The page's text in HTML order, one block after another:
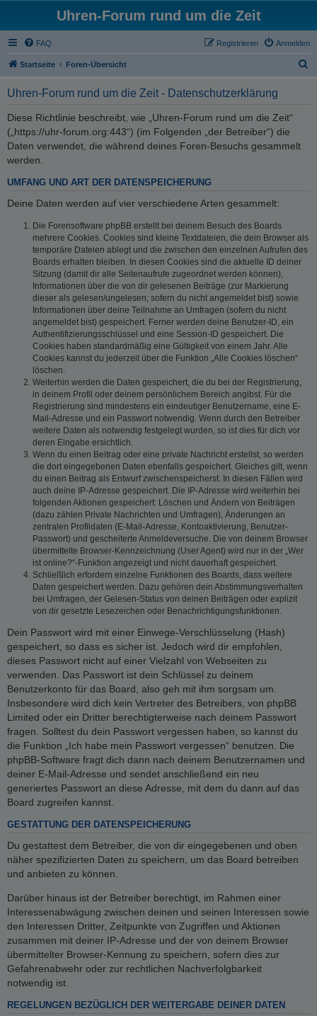
Uhren-Forum rund um die Zeit
FAQ Anmelden
Registrieren
Startseite Foren-Übersicht
Uhren-Forum rund um die Zeit - Datenschutzerklärung
Diese Richtlinie beschreibt, wie „Uhren-Forum rund um die Zeit“
(„https://uhr-forum.org:443“) (im Folgenden „der Betreiber“) die
Daten verwendet, die während deines Foren-Besuchs gesammelt
werden.
UMFANG UND ART DER DATENSPEICHERUNG
Deine Daten werden auf vier verschiedene Arten gesammelt:
Die Forensoftware phpBB erstellt bei deinem Besuch des Boards
mehrere Cookies. Cookies sind kleine Textdateien, die dein Browser als
temporäre Dateien ablegt und die zwischen den einzelnen Aufrufen des
Boards erhalten bleiben. In diesen Cookies sind die aktuelle ID deiner
Sitzung (damit dir alle Seitenaufrufe zugeordnet werden können),
Informationen über die von dir gelesenen Beiträge (zur Markierung
dieser als gelesen/ungelesen; sofern du nicht angemeldet bist) sowie
Informationen über deine Teilnahme an Umfragen (sofern du nicht
angemeldet bist) gespeichert. Ferner werden deine Benutzer-ID, ein
Authentifizierungsschlüssel und eine Session-ID gespeichert. Die
Cookies haben standardmäßig eine Gültigkeit von einem Jahr. Alle
Cookies kannst du jederzeit über die Funktion „Alle Cookies löschen“
löschen.
Weiterhin werden die Daten gespeichert, die du bei der Registrierung,
in deinem Profil oder deinem persönlichem Bereich angibst. Für die
Registrierung sind mindestens ein eindeutiger Benutzername, eine E-
Mail-Adresse und ein Passwort notwendig. Wenn durch den Betreiber
weitere Daten als notwendig festgelegt wurden, so ist dies für dich vor
deren Eingabe ersichtlich.
Wenn du einen Beitrag oder eine private Nachricht erstellst, so werden
die dort eingegebenen Daten ebenfalls gespeichert. Gleiches gilt, wenn
du einen Beitrag als Entwurf zwischenspeicherst. In diesen Fällen wird
auch deine IP-Adresse gespeichert. Die IP-Adresse wird weiterhin bei
folgenden Aktionen gespeichert: Löschen und Ändern von Beiträgen
(dazu zählen Private Nachrichten und Umfragen), Änderungen an
zentralen Profildaten (E-Mail-Adresse, Kontoaktivierung, Benutzer-
Passwort) und gescheiterte Anmeldeversuche. Die von deinem Browser
übermittelte Browser-Kennzeichnung (User Agent) wird nur in der „Wer
ist online?“-Funktion angezeigt und nicht dauerhaft gespeichert.
Schließlich erfordern einzelne Funktionen des Boards, dass weitere
Daten gespeichert werden. Dazu gehören dein Abstimmungsverhalten
bei Umfragen, der Gelesen-Status von deinen Beiträgen oder explizit
von dir gesetzte Lesezeichen oder Benachrichtigungsfunktionen.
Dein Passwort wird mit einer Einwege-Verschlüsselung (Hash)
gespeichert, so dass es sicher ist. Jedoch wird dir empfohlen,
dieses Passwort nicht auf einer Vielzahl von Webseiten zu
verwenden. Das Passwort ist dein Schlüssel zu deinem
Benutzerkonto für das Board, also geh mit ihm sorgsam um.
Insbesondere wird dich kein Vertreter des Betreibers, von phpBB
Limited oder ein Dritter berechtigterweise nach deinem Passwort
fragen. Solltest du dein Passwort vergessen haben, so kannst du
die Funktion „Ich habe mein Passwort vergessen“ benutzen. Die
phpBB-Software fragt dich dann nach deinem Benutzernamen und
deiner E-Mail-Adresse und sendet anschließend ein neu
generiertes Passwort an diese Adresse, mit dem du dann auf das
Board zugreifen kannst.
GESTATTUNG DER DATENSPEICHERUNG
Du gestattest dem Betreiber, die von dir eingegebenen und oben
näher spezifizierten Daten zu speichern, um das Board betreiben
und anbieten zu können.
Darüber hinaus ist der Betreiber berechtigt, im Rahmen einer
Interessenabwägung zwischen deinen und seinen Interessen sowie
den Interessen Dritter, Zeitpunkte von Zugriffen und Aktionen
zusammen mit deiner IP-Adresse und der von deinem Browser
übermittelter Browser-Kennung zu speichern, sofern dies zur
Gefahrenabwehr oder zur rechtlichen Nachverfolgbarkeit
notwendig ist.
REGELUNGEN BEZÜGLICH DER WEITERGABE DEINER DATEN